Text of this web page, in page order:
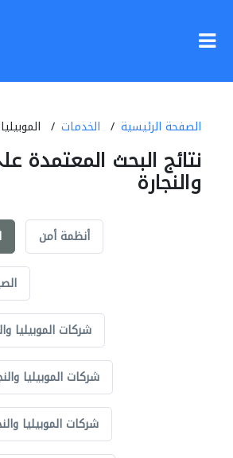
الصفحة الرئيسية الخدمات
نتائج البحث المعتمدة
والنجارة
أنظمة أمن
شركات الموبيليا
شركات الموبيليا
شركات الموبيليا